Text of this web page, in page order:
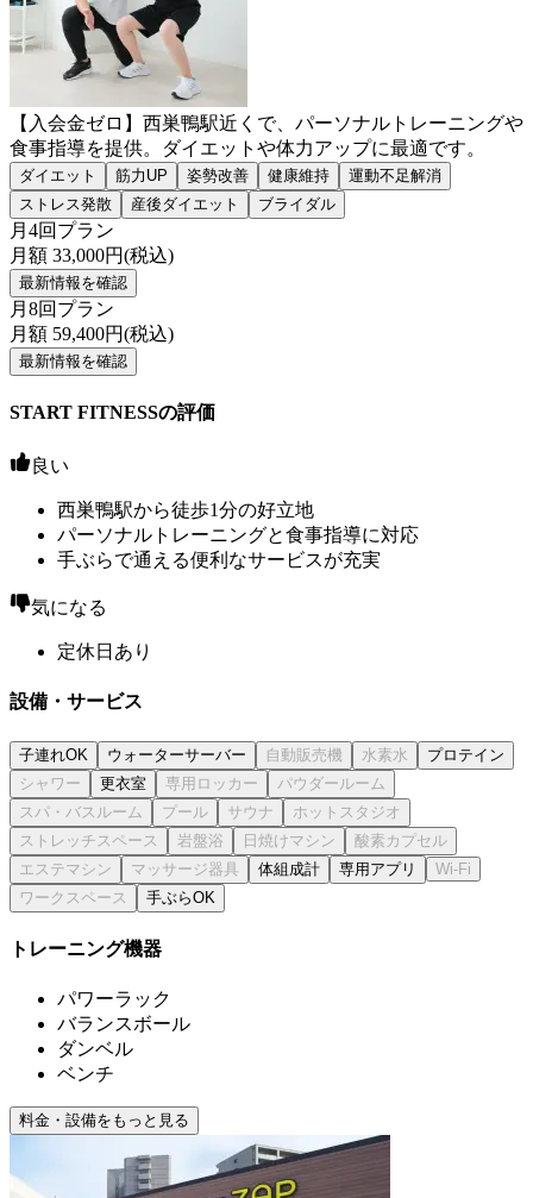
【入会金ゼロ】西巣鴨駅近くで、パーソナルトレーニングや
食事指導を提供。ダイエットや体力アップに最適です。
ダイエット 筋力UP 姿勢改善 健康維持
運動不足解消
ストレス発散
産後ダイエット ブライダル
月4回プラン
月額 33,000円(税込)
最新情報を確認
月8回プラン
月額 59,400円(税込)
最新情報を確認
START FITNESSの評価
良い
西巣鴨駅から徒歩1分の好立地
パーソナルトレーニングと食事指導に対応
手ぶらで通える便利なサービスが充実
気になる
定休日あり
設備・サービス
子連れOK ウォーターサーバー
プロテイン
更衣室
体組成計
専用アプリ
手ぶらOK
トレーニング機器
パワーラック
バランスボール
ダンベル
ベンチ
料金・設備をもっと見る